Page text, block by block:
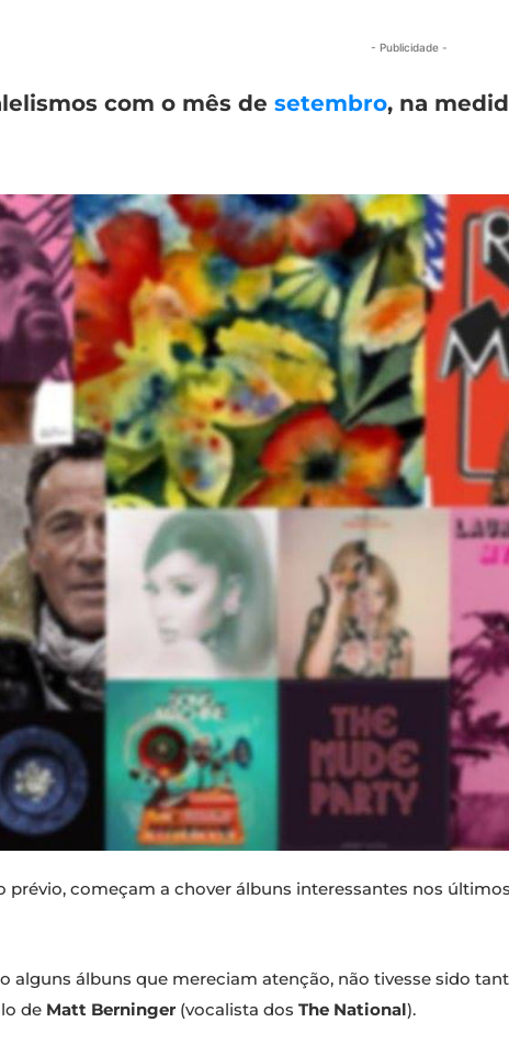
- Publicidade -
com o mês de setembro, na
prévio, começam a chover álbuns interessantes nos
alguns álbuns que mereciam atenção, não tivesse sido
de Matt Berninger (vocalista dos The National).